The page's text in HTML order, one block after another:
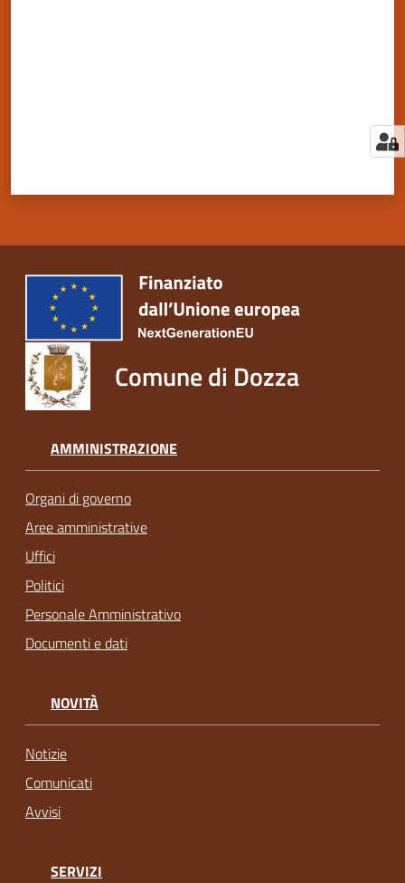
Comune di Dozza
AMMINISTRAZIONE
Organi di governo
Aree amministrative
Uffici
Politici
Personale Amministrativo
Documenti e dati
NOVITÀ
Notizie
Comunicati
Avvisi
SERVIZI